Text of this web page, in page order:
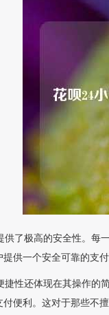
供了极高的安全性。每
供一个安全可靠的支
性还体现在其操作的
便利。这对于那些不